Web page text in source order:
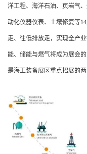
洋工程、海洋石油、页岩气
动化仪器仪表、土壤修复等
走、往低排放走，实现全产
能、储能与燃气将成为展会
是海工装备展区重点招展的两